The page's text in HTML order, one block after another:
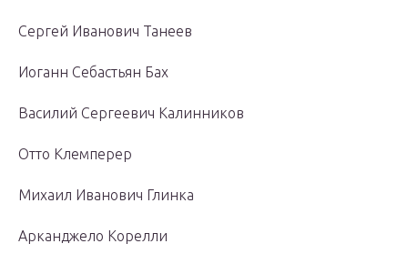
Сергей Иванович Танеев
Иоганн Себастьян Бах
Василий Сергеевич Калинников
Отто Клемперер
Михаил Иванович Глинка
Арканджело Корелли